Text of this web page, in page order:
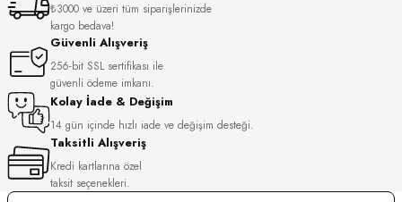
₺3000 ve üzeri tüm siparişlerinizde
kargo bedava!
Güvenli Alışveriş
256-bit SSL sertifikası ile
güvenli ödeme imkanı.
Kolay İade & Değişim
14 gün içinde hızlı iade ve değişim desteği.
Taksitli Alışveriş
Kredi kartlarına özel
taksit seçenekleri.